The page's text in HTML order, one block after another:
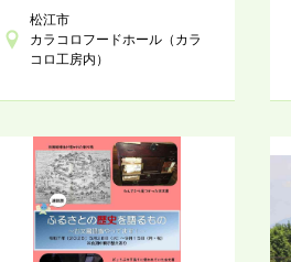
松江市
カラコロフードホール（カラ
コロ工房内）